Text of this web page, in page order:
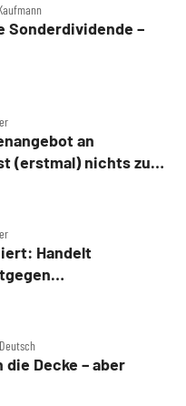
Sonderdividende –
an
(erstmal) nichts zu
Handelt
Decke – aber